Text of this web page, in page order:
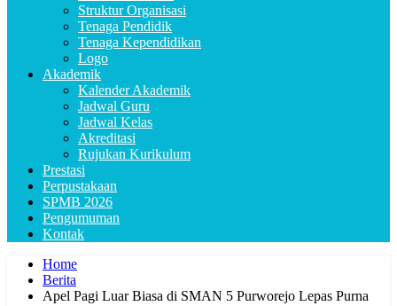
Struktur Organisasi
Tenaga Pendidik
Tenaga Kependidikan
Logo
Akademik
Kalender Akademik
Jadwal Guru
Jadwal Kelas
Akreditasi
Rujukan Kurikulum
Prestasi
Perpustakaan
SPMB 2026
Pengumuman
Kontak
Home
Berita
Apel Pagi Luar Biasa di SMAN 5 Purworejo Lepas Purna